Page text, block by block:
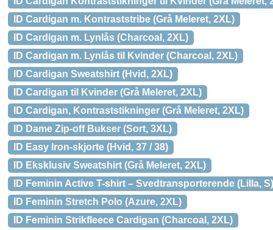
ID Cardigan m. Kontraststribe (Grå Meleret, 2XL)
ID Cardigan m. Lynlås (Charcoal, 2XL)
ID Cardigan m. Lynlås til Kvinder (Charcoal, 2XL)
ID Cardigan Sweatshirt (Hvid, 2XL)
ID Cardigan til Kvinder (Grå Meleret, 2XL)
ID Cardigan, Kontraststikninger (Grå Meleret, 2XL)
ID Dame Zip-off Bukser (Sort, 3XL)
ID Easy Iron-skjorte (Hvid, 37 / 38)
ID Eksklusiv Sweatshirt (Grå Meleret, 2XL)
ID Feminin Active T-shirt – Svedtransporterende (Lilla, S)
ID Feminin Stretch Polo (Azure, 2XL)
ID Feminin Strikfleece Cardigan (Charcoal, 2XL)